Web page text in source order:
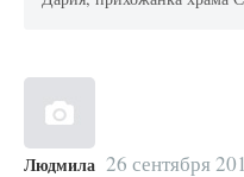
Людмила 26 сентября